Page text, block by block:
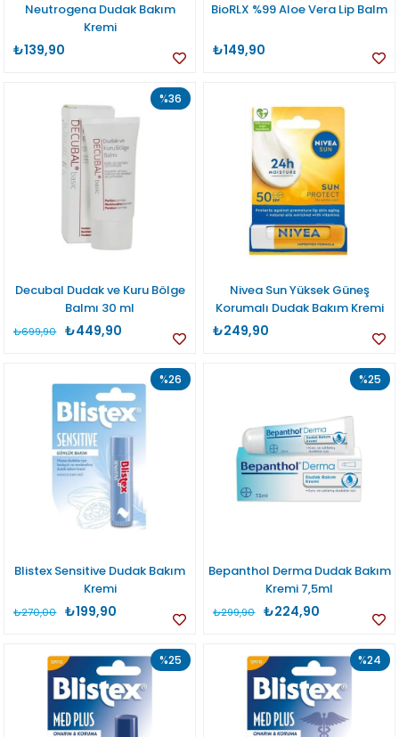
Neutrogena Dudak Bakım
Kremi
₺139,90
BioRLX %99 Aloe Vera Lip Balm
₺149,90
Decubal Dudak ve Kuru Bölge
Balmı 30 ml
₺449,90
₺699,90
%36
Nivea Sun Yüksek Güneş
Korumalı Dudak Bakım Kremi
₺249,90
Blistex Sensitive Dudak Bakım
Kremi
₺199,90
₺270,00
%26
Bepanthol Derma Dudak Bakım
Kremi 7,5ml
₺224,90
₺299,90
%25
%25 %24